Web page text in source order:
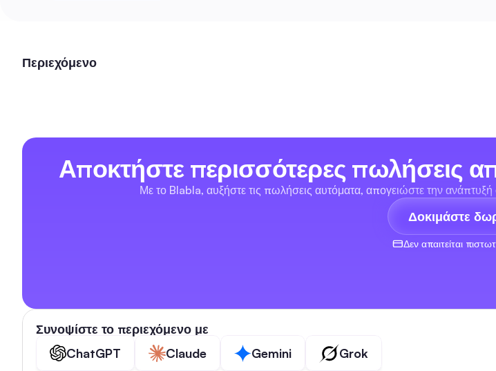
Περιεχόμενο
Συνοψίστε το περιεχόμενο με
ChatGPT
Claude Gemini Grok
Αποκτήστε περισσότερες πωλήσεις
Με το Blabla, αυξήστε τις πωλήσεις αυτόματα, απογειώστε την
Δοκιμάστε
Δεν απαιτείται